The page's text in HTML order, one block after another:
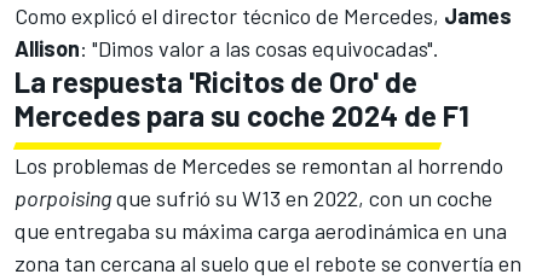
Como explicó el director técnico de Mercedes, James
Allison: "Dimos valor a las cosas equivocadas".
La respuesta 'Ricitos de Oro' de
Mercedes para su coche 2024 de F1
Los problemas de Mercedes se remontan al horrendo
porpoisingque sufrió su W13 en 2022, con un coche
que entregaba su máxima carga aerodinámica en una
zona tan cercana al suelo que el rebote se convertía en